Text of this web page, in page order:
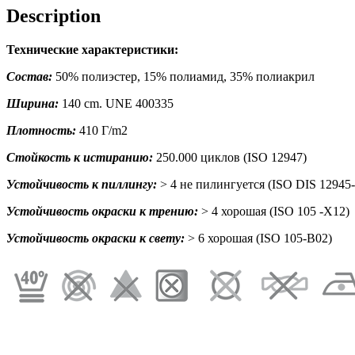
Description
Технические характеристики:
Состав: 50% полиэстер, 15% полиамид, 35% полиакрил
Ширина: 140 cm. UNE 400335
Плотность: 410 Г/m2
Стойкость к истиранию: 250.000 циклов (ISO 12947)
Устойчивость к пиллингу: > 4 не пилингуется (ISO DIS
Устойчивость окраски к трению: > 4 хорошая (ISO 105 -X12)
Устойчивость окраски к свету: > 6 хорошая (ISO 105-B02)